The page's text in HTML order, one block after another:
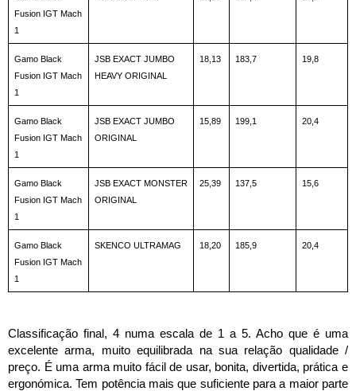
Fusion IGT Mach
1
Gamo Black
Fusion IGT Mach
1
JSB EXACT JUMBO
HEAVY ORIGINAL
18,13 183,7 19,8
Gamo Black
Fusion IGT Mach
1
JSB EXACT JUMBO
ORIGINAL
15,89 199,1 20,4
Gamo Black
Fusion IGT Mach
1
JSB EXACT MONSTER
ORIGINAL
25,39 137,5 15,6
Gamo Black
Fusion IGT Mach
1
SKENCO ULTRAMAG 18,20 185,9 20,4
Classificação final, 4 numa escala de 1 a 5. Acho que é uma
excelente arma, muito equilibrada na sua relação qualidade /
preço. É uma arma muito fácil de usar, bonita, divertida, prática e
ergonómica. Tem potência mais que suficiente para a maior parte